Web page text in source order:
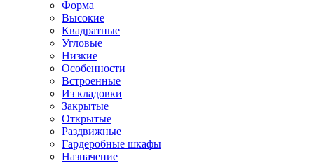
Форма
Высокие
Квадратные
Угловые
Низкие
Особенности
Встроенные
Из кладовки
Закрытые
Открытые
Раздвижные
Гардеробные шкафы
Назначение